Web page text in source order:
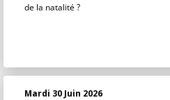
de la natalité ?
Mardi 30 Juin 2026